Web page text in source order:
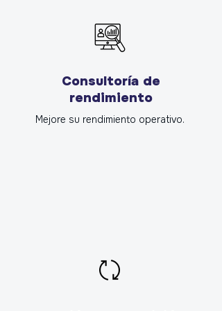
Consultoría de
rendimiento
Mejore su rendimiento operativo.